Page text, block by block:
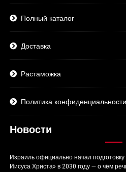
Полный каталог
Доставка
Растаможка
Политика конфиденциальности
Новости
Израиль официально начал
Иисуса Христа» в 2030 году — о чём